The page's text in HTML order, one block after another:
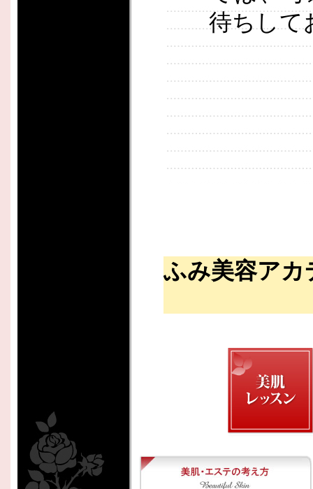
待ちして
ふみ美容アカ